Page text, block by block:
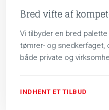
Bred vifte af
Vi tilbyder en bred
tømrer- og snedkerfaget,
både private og
INDHENT ET TILBUD​